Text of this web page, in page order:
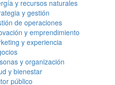
y recursos naturales
y gestión
de operaciones
y emprendimiento
y experiencia
y organización
y bienestar
público